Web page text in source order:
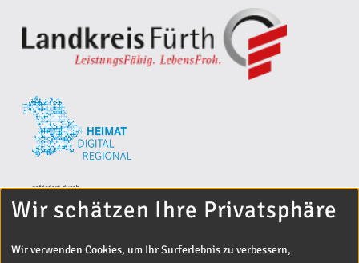
Wir schätzen Ihre Privatsphäre
Wir verwenden Cookies, um Ihr Surferlebnis zu verbessern,